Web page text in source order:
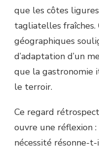
que les côtes
tagliatelles fraîches.
géographiques
d’adaptation d’un
que la gastronomie
le terroir.
Ce regard
ouvre une réflexion
nécessité résonne-